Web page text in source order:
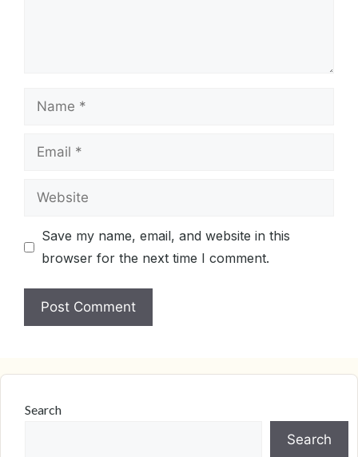
Name
Email
Website
Save my name, email, and website in this
browser for the next time I comment.
Search
Search